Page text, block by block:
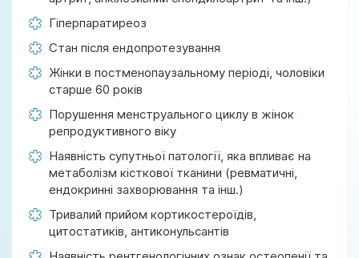
Гіперпаратиреоз
Стан після ендопротезування
Жінки в постменопаузальному періоді, чоловіки
старше 60 років
Порушення менструального циклу в жінок
репродуктивного віку
Наявність супутньої патології, яка впливає на
метаболізм кісткової тканини (ревматичні,
ендокринні захворювання та інш.)
Тривалий прийом кортикостероїдів,
цитостатиків, антиконульсантів